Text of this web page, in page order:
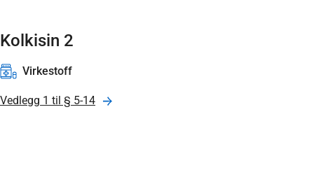
Kolkisin 2
Virkestoff
Vedlegg 1 til § 5-14